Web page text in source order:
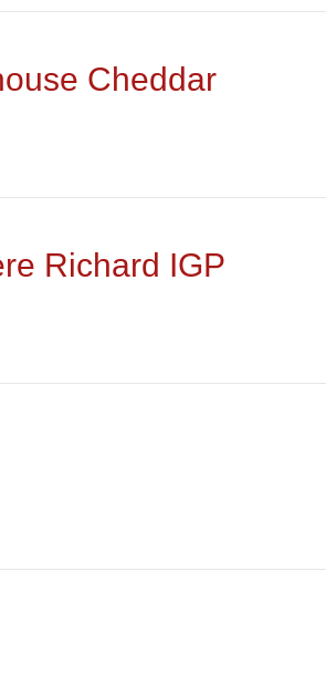
Cheddar
Richard IGP